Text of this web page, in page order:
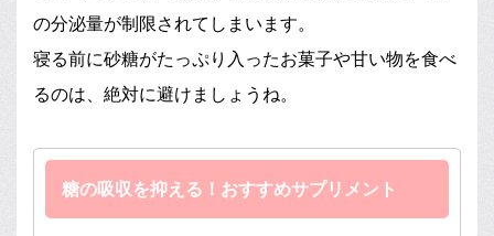
の分泌量が制限されてしまいます。
寝る前に砂糖がたっぷり入ったお菓子や甘い物を食べ
るのは、絶対に避けましょうね。
糖の吸収を抑える！おすすめサプリメント